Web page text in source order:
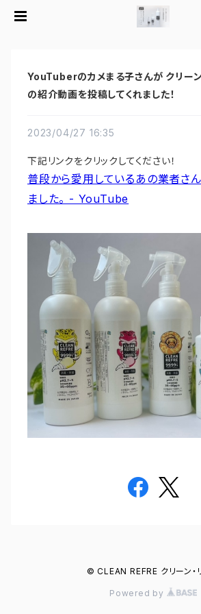
YouTuberのカメまる子さんが クリー
の紹介動画を投稿してくれました！
2023/04/27 16:35
下記リンクをクリックしてください！
普段から愛用しているあの業者さ
ました。 - YouTube
© CLEAN REFRE クリーン・
Powered by